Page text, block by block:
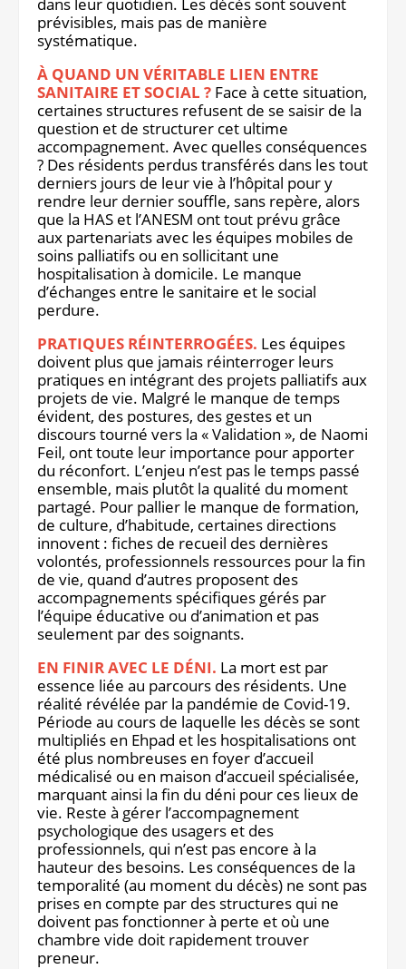
prévisibles, mais pas de manière
systématique.
À QUAND UN VÉRITABLE LIEN ENTRE
SANITAIRE ET SOCIAL ? Face à cette situation,
certaines structures refusent de se saisir de la
question et de structurer cet ultime
accompagnement. Avec quelles conséquences
? Des résidents perdus transférés dans les tout
derniers jours de leur vie à l’hôpital pour y
rendre leur dernier souffle, sans repère, alors
que la HAS et l’ANESM ont tout prévu grâce
aux partenariats avec les équipes mobiles de
soins palliatifs ou en sollicitant une
hospitalisation à domicile. Le manque
d’échanges entre le sanitaire et le social
perdure.
PRATIQUES RÉINTERROGÉES. Les équipes
doivent plus que jamais réinterroger leurs
pratiques en intégrant des projets palliatifs aux
projets de vie. Malgré le manque de temps
évident, des postures, des gestes et un
discours tourné vers la « Validation », de Naomi
Feil, ont toute leur importance pour apporter
du réconfort. L’enjeu n’est pas le temps passé
ensemble, mais plutôt la qualité du moment
partagé. Pour pallier le manque de formation,
de culture, d’habitude, certaines directions
innovent : fiches de recueil des dernières
volontés, professionnels ressources pour la fin
de vie, quand d’autres proposent des
accompagnements spécifiques gérés par
l’équipe éducative ou d’animation et pas
seulement par des soignants.
EN FINIR AVEC LE DÉNI. La mort est par
essence liée au parcours des résidents. Une
réalité révélée par la pandémie de Covid-19.
Période au cours de laquelle les décès se sont
multipliés en Ehpad et les hospitalisations ont
été plus nombreuses en foyer d’accueil
médicalisé ou en maison d’accueil spécialisée,
marquant ainsi la fin du déni pour ces lieux de
vie. Reste à gérer l’accompagnement
psychologique des usagers et des
professionnels, qui n’est pas encore à la
hauteur des besoins. Les conséquences de la
temporalité (au moment du décès) ne sont pas
prises en compte par des structures qui ne
doivent pas fonctionner à perte et où une
chambre vide doit rapidement trouver
preneur.